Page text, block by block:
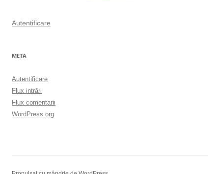
Autentificare
META
Autentificare
Flux intrări
Flux comentarii
WordPress.org